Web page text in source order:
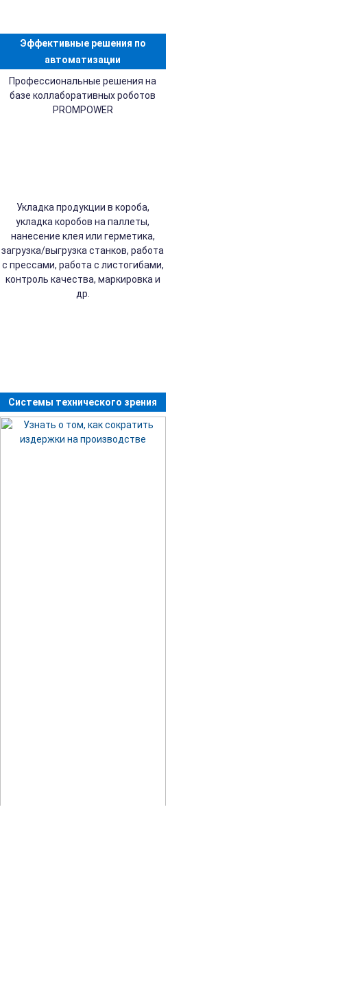
Эффективные решения по
автоматизации
Профессиональные решения на
базе коллаборативных роботов
PROMPOWER
Укладка продукции в короба,
укладка коробов на паллеты,
нанесение клея или герметика,
загрузка/выгрузка станков, работа
с прессами, работа с листогибами,
контроль качества, маркировка и
др.
Системы технического зрения